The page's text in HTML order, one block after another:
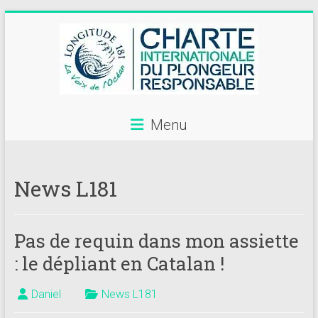
centres
plongée
adhérents
Longitude
Menu
News L181
Pas de requin dans mon assiette
: le dépliant en Catalan !
Daniel News L181